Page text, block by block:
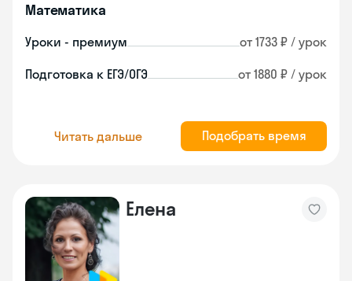
Математика
Уроки - премиум от 1733 ₽ / урок
Подготовка к ЕГЭ/ОГЭ от 1880 ₽ / урок
Читать дальше Подобрать время
Елена